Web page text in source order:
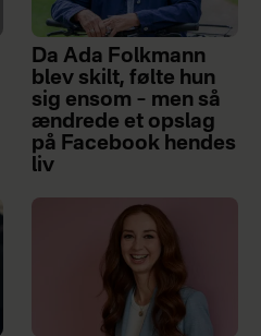
Da Ada Folkmann
blev skilt, følte hun
sig ensom – men så
ændrede et opslag
på Facebook hendes
liv